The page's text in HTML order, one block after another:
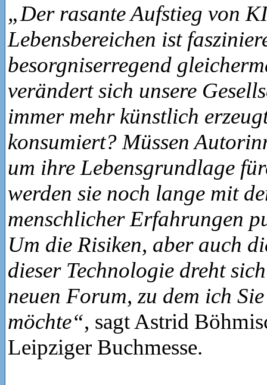
„Der rasante Aufstieg von
Lebensbereichen ist
besorgniserregend
verändert sich unsere
immer mehr künstlich
konsumiert? Müssen
um ihre Lebensgrundlage
werden sie noch lange mit
menschlicher Erfahrungen
Um die Risiken, aber auch
dieser Technologie dreht
neuen Forum, zu dem ich
möchte“, sagt Astrid
Leipziger Buchmesse.